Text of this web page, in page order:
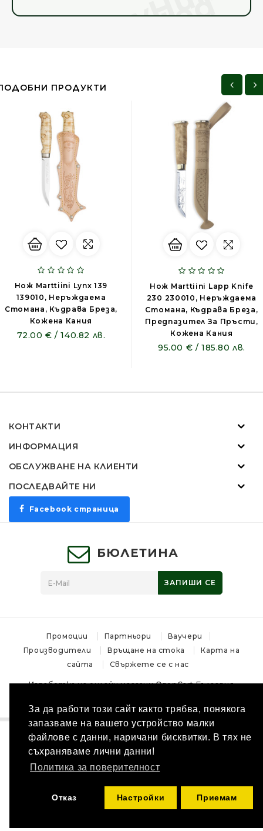
За да работи този сайт както трябва, понякога
запазваме на вашето устройство малки
файлове с данни, наричани бисквитки. В тях не
съхраняваме лични данни!
Политика за поверителност
Отказ Настройки Приемам
ПРОДУКТИ
Нож Marttiini Lynx 139
139010, Неръждаема
Стомана, Къдрава Бреза,
Кожена Кания
72.00 € / 140.82 лв.
Нож Marttiini Lapp Knife
230 230010, Неръждаема
Стомана, Къдрава Бреза,
Предпазител За Пръсти,
Кожена Кания
95.00 € / 185.80 лв.
КОНТАКТИ
ИНФОРМАЦИЯ
ОБСЛУЖВАНЕ НА КЛИЕНТИ
ПОСЛЕДВАЙТЕ НИ
Facebook страница
БЮЛЕТИНА
ЗАПИШИ СЕ
Промоции Партньори
Ваучери
Производители
Връщане на стока
Карта на
сайта
Свържете се с нас
Изработка на онлайн магазинOpenCart България